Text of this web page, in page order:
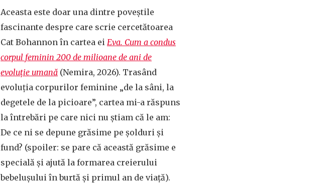
Aceasta este doar una dintre poveștile
fascinante despre care scrie cercetătoarea
Cat Bohannon în cartea ei Eva. Cum a condus
corpul feminin 200 de milioane de ani de
evoluţie umană (Nemira, 2026). Trasând
evoluția corpurilor feminine „de la sâni, la
degetele de la picioare”, cartea mi-a răspuns
la întrebări pe care nici nu știam că le am:
De ce ni se depune grăsime pe șolduri și
fund? (spoiler: se pare că această grăsime e
specială și ajută la formarea creierului
bebelușului în burtă și primul an de viață).